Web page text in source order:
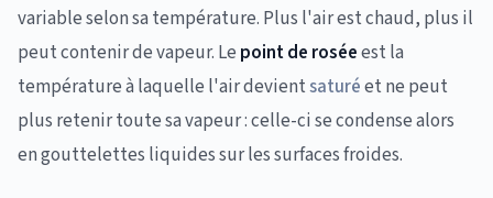
variable selon sa température. Plus l'air est chaud, plus il
peut contenir de vapeur. Le point de roséeest la
température à laquelle l'air devientsaturéet ne peut
plus retenir toute sa vapeur : celle-ci se condense alors
en gouttelettes liquides sur les surfaces froides.